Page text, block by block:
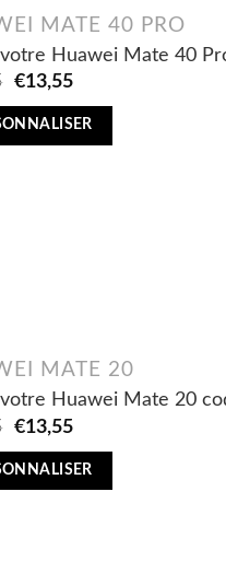
MATE 40 PRO
Huawei Mate 40
Original
was:
€13,55Current
is:
MATE 20
Huawei Mate 20
Original
was:
€13,55Current
is: